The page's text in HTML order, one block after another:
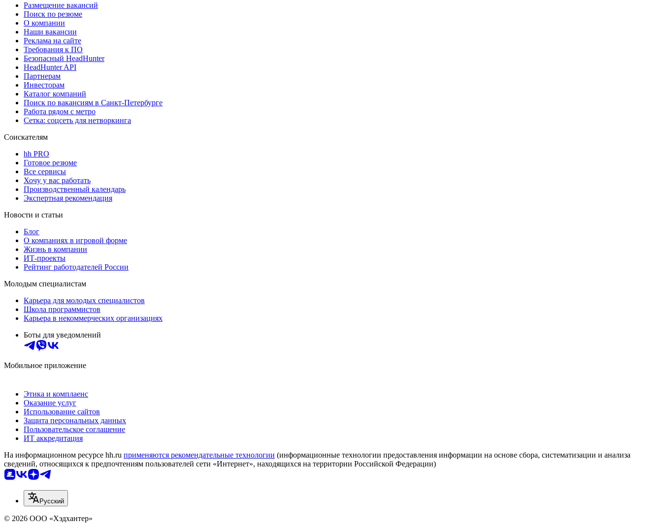
Размещение вакансий
Поиск по резюме
О компании
Наши вакансии
Реклама на сайте
Требования к ПО
Безопасный HeadHunter
HeadHunter API
Партнерам
Инвесторам
Каталог компаний
Поиск по вакансиям в Санкт-Петербурге
Работа рядом с метро
Сетка: соцсеть для нетворкинга
Соискателям
hh PRO
Готовое резюме
Все сервисы
Хочу у вас работать
Производственный календарь
Экспертная рекомендация
Новости и статьи
Блог
О компаниях в игровой форме
Жизнь в компании
ИТ-проекты
Рейтинг работодателей России
Молодым специалистам
Карьера для молодых специалистов
Школа программистов
Карьера в некоммерческих организациях
Боты для уведомлений
Мобильное приложение
Этика и комплаенс
Оказание услуг
Использование сайтов
Защита персональных данных
Пользовательское соглашение
ИТ аккредитация
На информационном ресурсе hh.ru применяются рекомендательные технологии (информационные технологии предоставления информации на основе сбора, систематизации и анализа
сведений, относящихся к предпочтениям пользователей сети «Интернет», находящихся на территории Российской Федерации)
Русский
© 2026 ООО «Хэдхантер»